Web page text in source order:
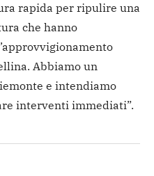
rapida per ripulire una
che hanno
Abbiamo un
e intendiamo
interventi immediati”.